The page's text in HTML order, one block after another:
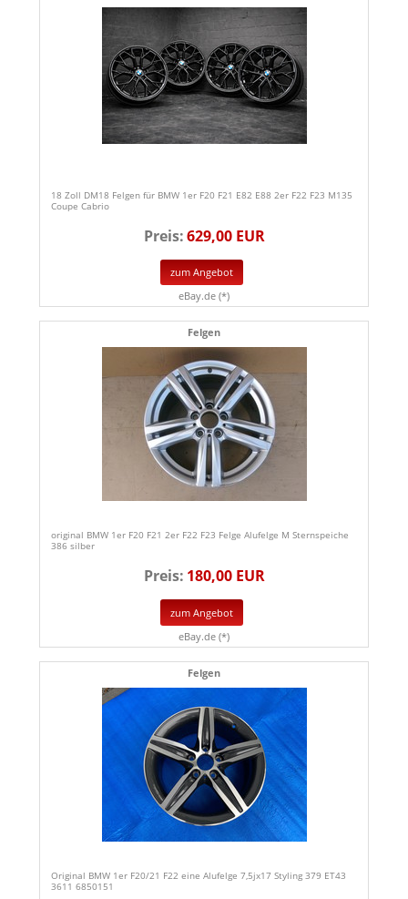
18 Zoll DM18 Felgen für BMW 1er F20 F21 E82 E88 2er F22 F23 M135
Coupe Cabrio
Preis:629,00 EUR
zum Angebot
eBay.de (*)
Felgen
original BMW 1er F20 F21 2er F22 F23 Felge Alufelge M Sternspeiche
386 silber
Preis: 180,00 EUR
zum Angebot
eBay.de (*)
Felgen
Original BMW 1er F20/21 F22 eine Alufelge 7,5jx17 Styling 379 ET43
3611 6850151